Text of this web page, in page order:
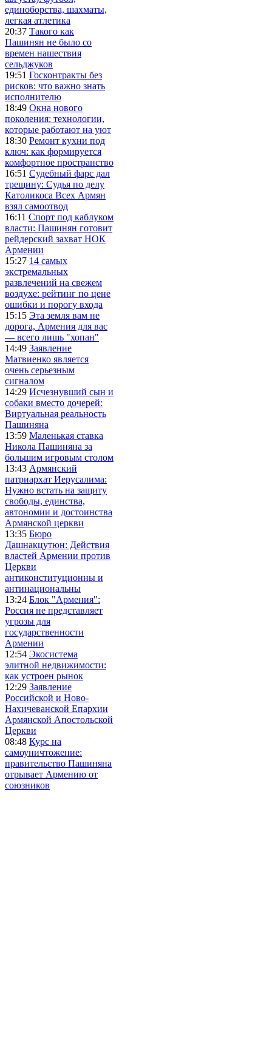
единоборства, шахматы,
легкая атлетика
20:37 Такого как
Пашинян не было со
времен нашествия
сельджуков
19:51 Госконтракты без
рисков: что важно знать
исполнителю
18:49 Окна нового
поколения: технологии,
которые работают на уют
18:30 Ремонт кухни под
ключ: как формируется
комфортное пространство
16:51 Судебный фарс дал
трещину: Судья по делу
Католикоса Всех Армян
взял самоотвод
16:11 Спорт под каблуком
власти: Пашинян готовит
рейдерский захват НОК
Армении
15:27 14 самых
экстремальных
развлечений на свежем
воздухе: рейтинг по цене
ошибки и порогу входа
15:15 Эта земля вам не
дорога, Армения для вас
— всего лишь "хопан"
14:49 Заявление
Матвиенко является
очень серьезным
сигналом
14:29 Исчезнувший сын и
собаки вместо дочерей:
Виртуальная реальность
Пашиняна
13:59 Маленькая ставка
Никола Пашиняна за
большим игровым столом
13:43 Армянский
патриархат Иерусалима:
Нужно встать на защиту
свободы, единства,
автономии и достоинства
Армянской церкви
13:35 Бюро
Дашнакцутюн: Действия
властей Армении против
Церкви
антиконституционны и
антинациональны
13:24 Блок "Армения":
Россия не представляет
угрозы для
государственности
Армении
12:54 Экосистема
элитной недвижимости:
как устроен рынок
12:29 Заявление
Российской и Ново-
Нахичеванской Епархии
Армянской Апостольской
Церкви
08:48 Курс на
самоуничтожение:
правительство Пашиняна
отрывает Армению от
союзников